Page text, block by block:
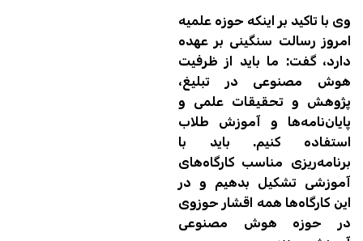
وی با تاکید بر اینکه حوزه علمیه
امروز رسالت سنگینی بر عهده
دارد، گفت: ما باید از ظرفیت
هوش مصنوعی در تبلیغ،
پژوهش و تحقیقات علمی و
پایان‌نامه‌ها و آموزش طلاب
استفاده کنیم. باید با
برنامه‌ریزی مناسب کارگاه‌های
آموزشی تشکیل بدهیم و در
این کارگاه‌ها همه اقشار حوزوی
در حوزه هوش مصنوعی